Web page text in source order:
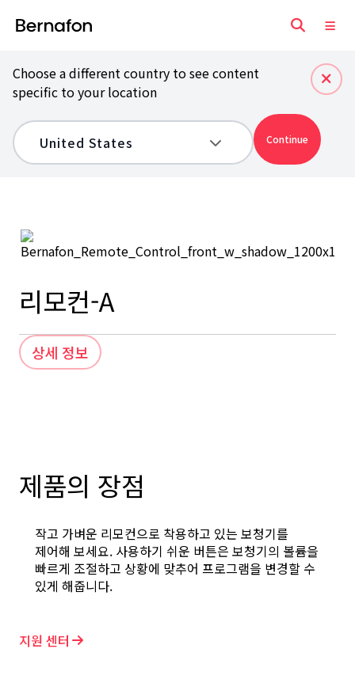
Choose a different country to see content
specific to your location
Continue
리모컨-A
상세 정보
제품의 장점
작고 가벼운 리모컨으로 착용하고 있는 보청기를
제어해 보세요. 사용하기 쉬운 버튼은 보청기의 볼륨을
빠르게 조절하고 상황에 맞추어 프로그램을 변경할 수
있게 해줍니다.
지원 센터